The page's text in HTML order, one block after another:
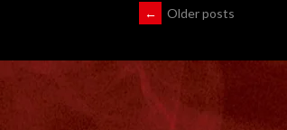
← Older posts